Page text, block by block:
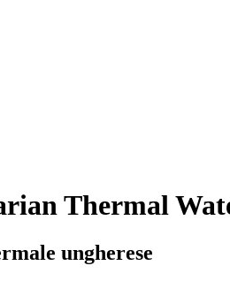
Thermal
ungherese